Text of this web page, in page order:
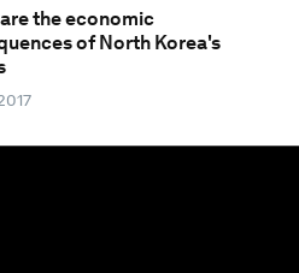
the economic
of North Korea's